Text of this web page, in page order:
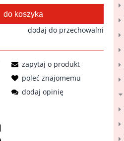
do koszyka
dodaj do przechowalni
zapytaj o produkt
poleć znajomemu
dodaj opinię